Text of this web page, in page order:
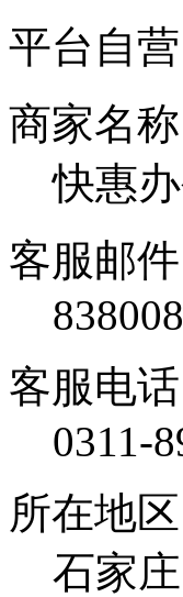
平台自营
商家名称
快惠
客服邮件
客服电话
0311-
所在地区
石家庄